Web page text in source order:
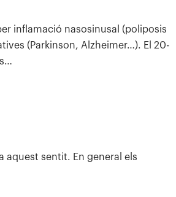
inflamació nasosinusal (poliposis
(Parkinson, Alzheimer…). El 20-
aquest sentit. En general els